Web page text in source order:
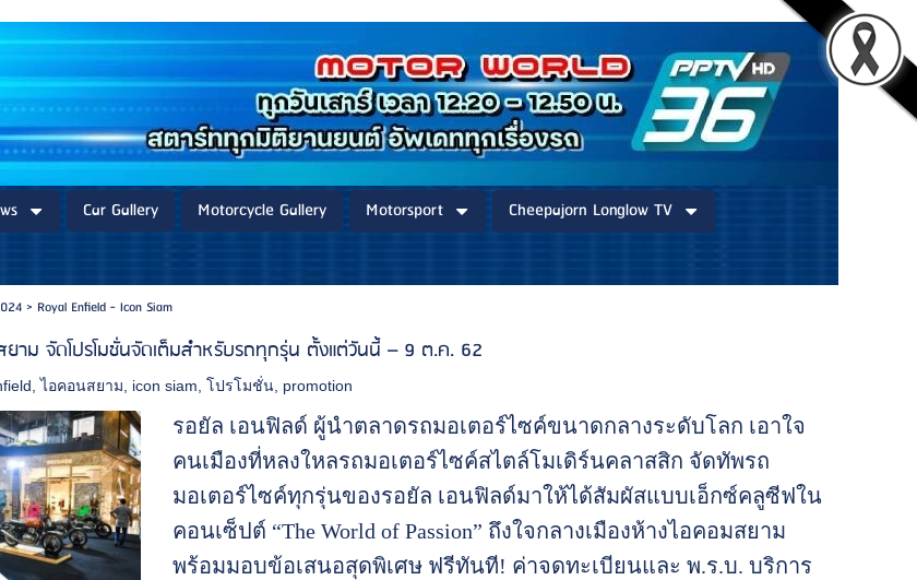
Car Gallery Motorcycle Gallery Motorsport
Cheepajorn Longlow TV
> Royal Enfield - Icon Siam
าม จัดโปรโมชั่นจัดเต็มสำหรับรถทุกรุ่น ตั้งแต่วันนี้ – 9 ต.ค. 62
,ไอคอนสยาม icon siam ,โปรโมชั่น promotion
รอยัล เอนฟิลด์ ผู้นำตลาดรถมอเตอร์ไซค์ขนาดกลางระดับโลก เอาใจ
คนเมืองที่หลงใหลรถมอเตอร์ไซค์สไตล์โมเดิร์นคลาสสิก จัดทัพรถ
มอเตอร์ไซค์ทุกรุ่นของรอยัล เอนฟิลด์มาให้ได้สัมผัสแบบเอ็กซ์คลูซีฟใน
คอนเซ็ปต์ “The World of Passion” ถึงใจกลางเมืองห้างไอคอมสยาม
พร้อมมอบข้อเสนอสุดพิเศษ ฟรีทันที! ค่าจดทะเบียนและ พ.ร.บ. บริการ